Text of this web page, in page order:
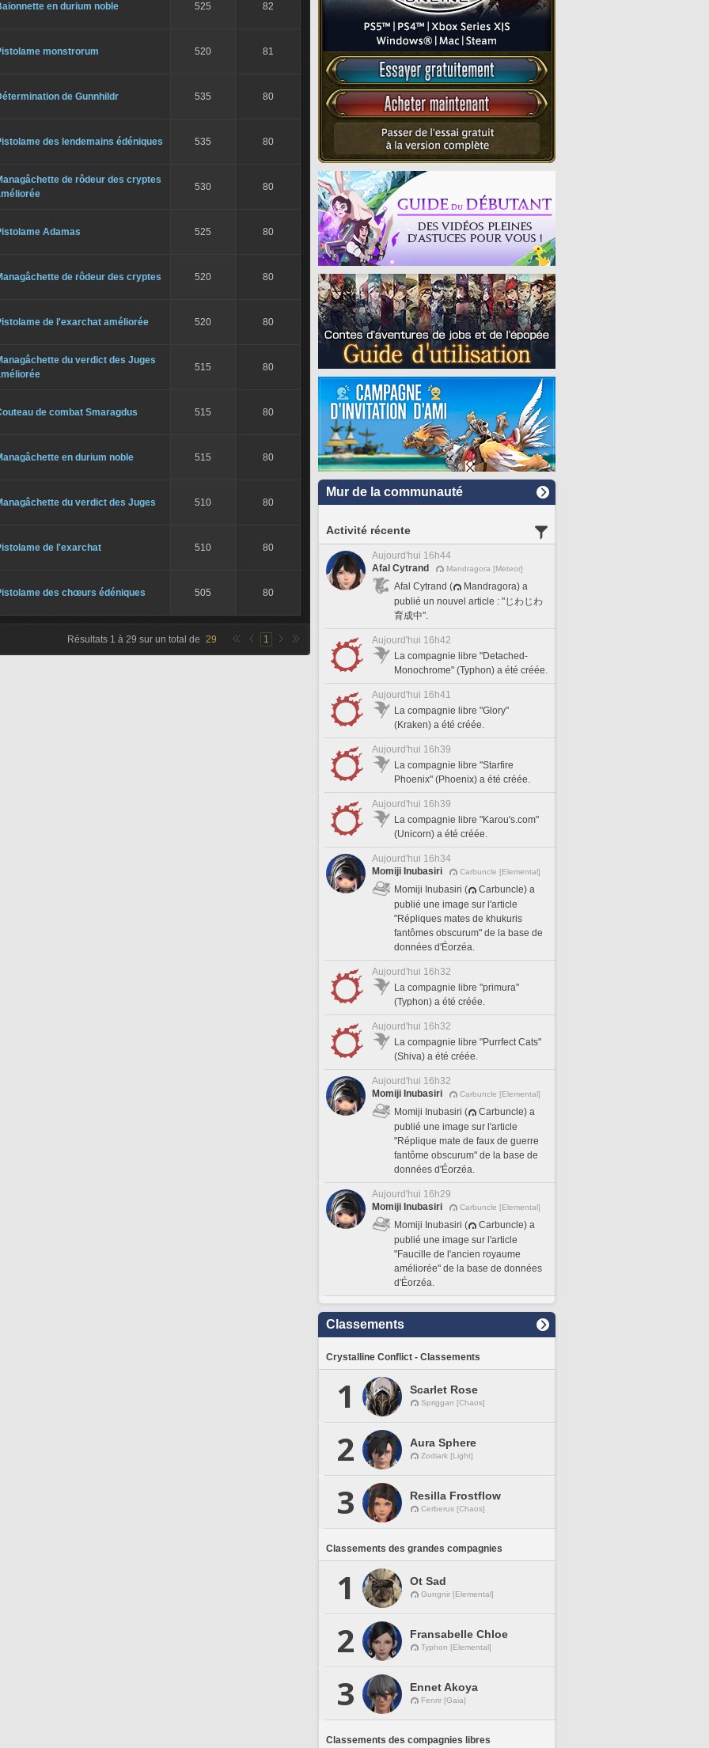
en durium noble 525 82
monstrorum 520 81
de Gunnhildr 535 80
des lendemains édéniques 535 80
de rôdeur des cryptes
530 80
Adamas 525 80
de rôdeur des cryptes 520 80
de l'exarchat améliorée 520 80
du verdict des Juges
515 80
de combat Smaragdus 515 80
en durium noble 515 80
du verdict des Juges 510 80
de l'exarchat 510 80
des chœurs édéniques 505 80
Résultats 1 à 29 sur un total de 29 1
Mur de la communauté
Activité récente
Aujourd'hui 16h44
Afal Cytrand
Mandragora [Meteor]
Afal Cytrand (
Mandragora) a
publié un nouvel article : "じわじわ
育成中".
Aujourd'hui 16h42
La compagnie libre "Detached-
Monochrome" (Typhon) a été créée.
Aujourd'hui 16h41
La compagnie libre "Glory"
(Kraken) a été créée.
Aujourd'hui 16h39
La compagnie libre "Starfire
Phoenix" (Phoenix) a été créée.
Aujourd'hui 16h39
La compagnie libre "Karou's.com"
(Unicorn) a été créée.
Aujourd'hui 16h34
Momiji Inubasiri
Carbuncle [Elemental]
Momiji Inubasiri (
Carbuncle) a
publié une image sur l'article
"Répliques mates de khukuris
fantômes obscurum" de la base de
données d'Éorzéa.
Aujourd'hui 16h32
La compagnie libre "primura"
(Typhon) a été créée.
Aujourd'hui 16h32
La compagnie libre "Purrfect Cats"
(Shiva) a été créée.
Aujourd'hui 16h32
Momiji Inubasiri
Carbuncle [Elemental]
Momiji Inubasiri (
Carbuncle) a
publié une image sur l'article
"Réplique mate de faux de guerre
fantôme obscurum" de la base de
données d'Éorzéa.
Aujourd'hui 16h29
Momiji Inubasiri
Carbuncle [Elemental]
Momiji Inubasiri (
Carbuncle) a
publié une image sur l'article
"Faucille de l'ancien royaume
améliorée" de la base de données
d'Éorzéa.
Classements
Crystalline Conflict - Classements
1 Scarlet Rose
Spriggan [Chaos]
2 Aura Sphere
Zodiark [Light]
3 Resilla Frostflow
Cerberus [Chaos]
Classements des grandes compagnies
1 Ot Sad
Gungnir [Elemental]
2 Fransabelle Chloe
Typhon [Elemental]
3 Ennet Akoya
Fenrir [Gaia]
Classements des compagnies libres